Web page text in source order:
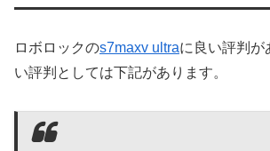
ロボロックのs7maxv ultraに良い評判が
い評判としては下記があります。